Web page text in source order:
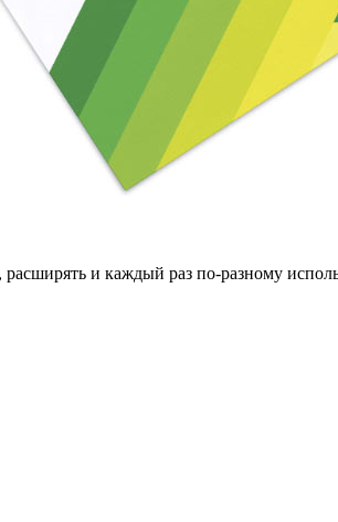
и каждый раз по-разному